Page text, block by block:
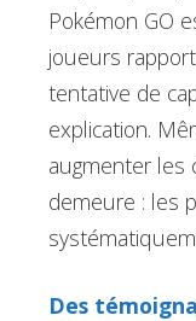
Pokémon GO
joueurs
tentative de
explication.
augmenter les
demeure : les
Des